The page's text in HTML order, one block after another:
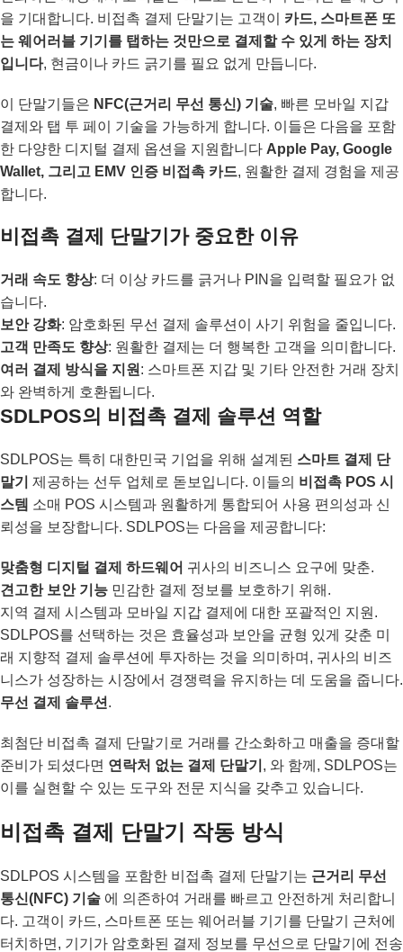
을 기대합니다. 비접촉 결제 단말기는 고객이 카드, 스마트폰 또
는 웨어러블 기기를 탭하는 것만으로 결제할 수 있게 하는 장치
입니다, 현금이나 카드 긁기를 필요 없게 만듭니다.
이 단말기들은 NFC(근거리 무선 통신) 기술, 빠른 모바일 지갑
결제와 탭 투 페이 기술을 가능하게 합니다. 이들은 다음을 포함
한 다양한 디지털 결제 옵션을 지원합니다 Apple Pay, Google
Wallet, 그리고 EMV 인증 비접촉 카드, 원활한 결제 경험을 제공
합니다.
비접촉 결제 단말기가 중요한 이유
거래 속도 향상: 더 이상 카드를 긁거나 PIN을 입력할 필요가 없
습니다.
보안 강화: 암호화된 무선 결제 솔루션이 사기 위험을 줄입니다.
고객 만족도 향상: 원활한 결제는 더 행복한 고객을 의미합니다.
여러 결제 방식을 지원 : 스마트폰 지갑 및 기타 안전한 거래 장치
와 완벽하게 호환됩니다.
SDLPOS의 비접촉 결제 솔루션 역할
SDLPOS는 특히 대한민국 기업을 위해 설계된 스마트 결제 단
말기 제공하는 선두 업체로 돋보입니다. 이들의 비접촉 POS 시
스템 소매 POS 시스템과 원활하게 통합되어 사용 편의성과 신
뢰성을 보장합니다. SDLPOS는 다음을 제공합니다:
맞춤형 디지털 결제 하드웨어 귀사의 비즈니스 요구에 맞춘.
견고한 보안 기능 민감한 결제 정보를 보호하기 위해.
지역 결제 시스템과 모바일 지갑 결제에 대한 포괄적인 지원.
SDLPOS를 선택하는 것은 효율성과 보안을 균형 있게 갖춘 미
래 지향적 결제 솔루션에 투자하는 것을 의미하며, 귀사의 비즈
니스가 성장하는 시장에서 경쟁력을 유지하는 데 도움을 줍니다.
무선 결제 솔루션 .
최첨단 비접촉 결제 단말기로 거래를 간소화하고 매출을 증대할
준비가 되셨다면 연락처 없는 결제 단말기 , 와 함께, SDLPOS는
이를 실현할 수 있는 도구와 전문 지식을 갖추고 있습니다.
비접촉 결제 단말기 작동 방식
SDLPOS 시스템을 포함한 비접촉 결제 단말기는 근거리 무선
통신(NFC) 기술 에 의존하여 거래를 빠르고 안전하게 처리합니
다. 고객이 카드, 스마트폰 또는 웨어러블 기기를 단말기 근처에
터치하면, 기기가 암호화된 결제 정보를 무선으로 단말기에 전송